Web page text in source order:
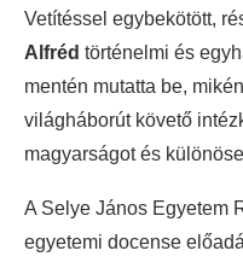
Vetítéssel egybekötött,
Alfréd történelmi és
mentén mutatta be,
világháborút követő
magyarságot és
A Selye János Egyetem
egyetemi docense